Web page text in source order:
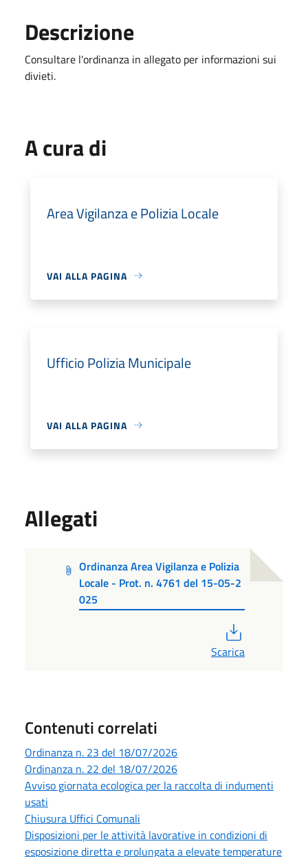
Descrizione
Consultare l'ordinanza in allegato per informazioni sui
divieti.
A cura di
Area Vigilanza e Polizia Locale
VAI ALLA PAGINA
Ufficio Polizia Municipale
VAI ALLA PAGINA
Allegati
Ordinanza Area Vigilanza e Polizia
Locale - Prot. n. 4761 del 15-05-2
025
Scarica
Contenuti correlati
Ordinanza n. 23 del 18/07/2026
Ordinanza n. 22 del 18/07/2026
Avviso giornata ecologica per la raccolta di indumenti
usati
Chiusura Uffici Comunali
Disposizioni per le attività lavorative in condizioni di
esposizione diretta e prolungata a elevate temperature